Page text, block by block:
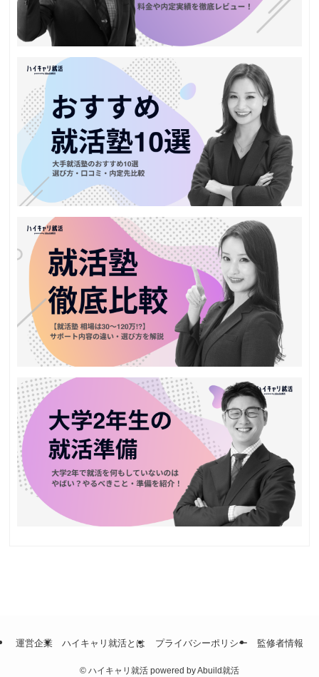
運営企業 ハイキャリ就活とは プライバシーポリシー 監修者情報
© ハイキャリ就活 powered by Abuild就活